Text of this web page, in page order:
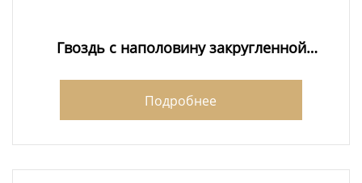
Гвоздь с наполовину закругленной
Подробнее